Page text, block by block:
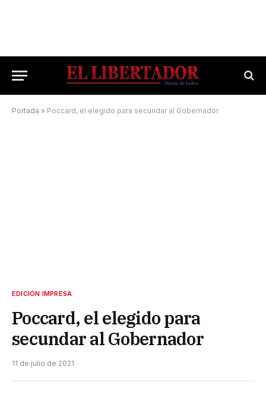
Portada » Poccard, el elegido para secundar al Gobernador
EDICIÓN IMPRESA
Poccard, el elegido para
secundar al Gobernador
11 de julio de 2021